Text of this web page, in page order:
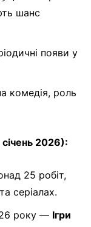
шанс
появи у
комедія, роль
2026):
25 робіт,
серіалах.
року — Ігри